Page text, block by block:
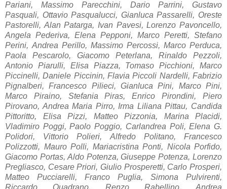
Pariani, Massimo Parecchini, Dario Parrini, Gustavo
Pasquali, Ottavio Pasqualucci, Gianluca Passarelli, Oreste
Pastorelli, Alan Patarga, Ivan Pavesi, Lorenzo Pavoncello,
Angela Pederiva, Elena Pepponi, Marco Peretti, Stefano
Perini, Andrea Perillo, Massimo Percossi, Marco Perduca,
Paola Pescarolo, Giacomo Peterlana, Rinaldo Pezzoli,
Antonio Piarulli, Elisa Piazza, Tomaso Picchioni, Marco
Piccinelli, Daniele Piccinin, Flavia Piccoli Nardelli, Fabrizio
Pignalberi, Francesco Pilieci, Gianluca Pini, Marco Pini,
Marco Piraino, Stefania Piras, Enrico Pirondini, Piero
Pirovano, Andrea Maria Pirro, Irma Liliana Pittau, Candida
Pittoritto, Elisa Pizzi, Matteo Pizzonia, Marina Placidi,
Vladimiro Poggi, Paolo Poggio, Carlandrea Poli, Elena G.
Polidori, Vittorio Polieri, Alfredo Politano, Francesco
Polizzotti, Mauro Polli, Mariacristina Ponti, Nicola Porfido,
Giacomo Portas, Aldo Potenza, Giuseppe Potenza, Lorenzo
Pregliasco, Cesare Priori, Giulio Prosperetti, Carlo Prosperi,
Matteo Pucciarelli, Franco Puglia, Simona Pulvirenti,
Riccardo Quadrano, Renzo Rabellino, Andrea